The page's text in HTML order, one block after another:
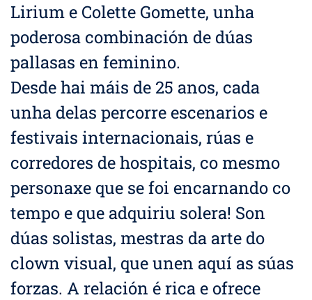
Lirium e Colette Gomette, unha
poderosa combinación de dúas
pallasas en feminino.
Desde hai máis de 25 anos, cada
unha delas percorre escenarios e
festivais internacionais, rúas e
corredores de hospitais, co mesmo
personaxe que se foi encarnando co
tempo e que adquiriu solera! Son
dúas solistas, mestras da arte do
clown visual, que unen aquí as súas
forzas. A relación é rica e ofrece